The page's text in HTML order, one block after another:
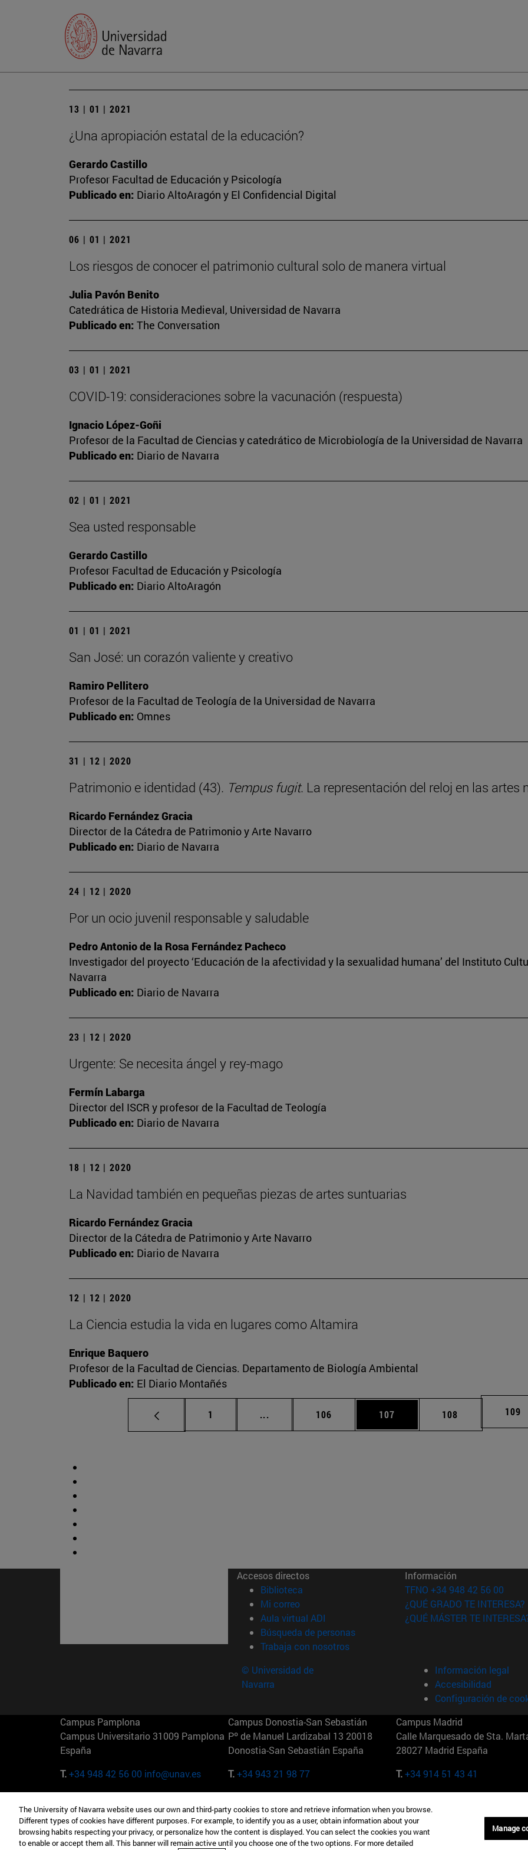
13 | 01 | 2021
¿Una apropiación estatal de la educación?
Gerardo Castillo
Profesor Facultad de Educación y Psicología
Publicado en: Diario AltoAragón y El Confidencial Digital
06 | 01 | 2021
Los riesgos de conocer el patrimonio cultural solo de manera virtual
Julia Pavón Benito
Catedrática de Historia Medieval, Universidad de Navarra
Publicado en: The Conversation
03 | 01 | 2021
COVID-19: consideraciones sobre la vacunación (respuesta)
Ignacio López-Goñi
Profesor de la Facultad de Ciencias y catedrático de Microbiología de la Universidad de Navarra
Publicado en: Diario de Navarra
02 | 01 | 2021
Sea usted responsable
Gerardo Castillo
Profesor Facultad de Educación y Psicología
Publicado en: Diario AltoAragón
01 | 01 | 2021
San José: un corazón valiente y creativo
Ramiro Pellitero
Profesor de la Facultad de Teología de la Universidad de Navarra
Publicado en: Omnes
31 | 12 | 2020
Patrimonio e identidad (43). Tempus fugit. La representación del reloj en las artes
Ricardo Fernández Gracia
Director de la Cátedra de Patrimonio y Arte Navarro
Publicado en: Diario de Navarra
24 | 12 | 2020
Por un ocio juvenil responsable y saludable
Pedro Antonio de la Rosa Fernández Pacheco
Investigador del proyecto ‘Educación de la afectividad y la sexualidad humana’ del Instituto
Navarra
Publicado en: Diario de Navarra
23 | 12 | 2020
Urgente: Se necesita ángel y rey-mago
Fermín Labarga
Director del ISCR y profesor de la Facultad de Teología
Publicado en: Diario de Navarra
18 | 12 | 2020
La Navidad también en pequeñas piezas de artes suntuarias
Ricardo Fernández Gracia
Director de la Cátedra de Patrimonio y Arte Navarro
Publicado en: Diario de Navarra
12 | 12 | 2020
La Ciencia estudia la vida en lugares como Altamira
Enrique Baquero
Profesor de la Facultad de Ciencias. Departamento de Biología Ambiental
Publicado en: El Diario Montañés
Página
1 ... Páginas intermedias Use TAB para desplazarse.
Página
106 Página
107 Página
108 109
Accesos directos
Biblioteca (abre en nueva ventana)
Mi correo(abre en nueva ventana)
Aula virtual ADI (abre en nueva ventana)
Búsqueda de personas(abre en nueva ventana)
Trabaja con nosotros(abre en nueva ventana)
Información
TFNO +34 948 42 56 00
¿QUÉ GRADO TE INTERESA?
¿QUÉ MÁSTER TE
© Universidad de
Navarra
Información legal
Accesibilidad
Configuración de
Campus Pamplona
Campus Universitario 31009 Pamplona
España
T.+34 948 42 56 00 info@unav.es
Campus Donostia-San Sebastián
Pº de Manuel Lardizabal 13 20018
Donostia-San Sebastián España
T.+34 943 21 98 77
Campus Madrid
Calle Marquesado de Sta.
28027 Madrid España
T.+34 914 51 43 41
Camino del Cerro Águila 3 28023
Madrid España
165 W 57th St 10019-2201 Nueva York
EE.UU
Maria-Theresia-Straße 15 81675
Múnich Alemania
The University of Navarra website uses our own and third-party cookies to store and retrieve information when you browse.
Different types of cookies have different purposes. For example, to identify you as a user, obtain information about your
browsing habits respecting your privacy, or personalize how the content is displayed. You can select the cookies you want
to enable or accept them all. This banner will remain active until you choose one of the two options. For more detailed
Manage